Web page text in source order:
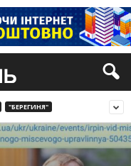
"БЕРЕГИНЯ"